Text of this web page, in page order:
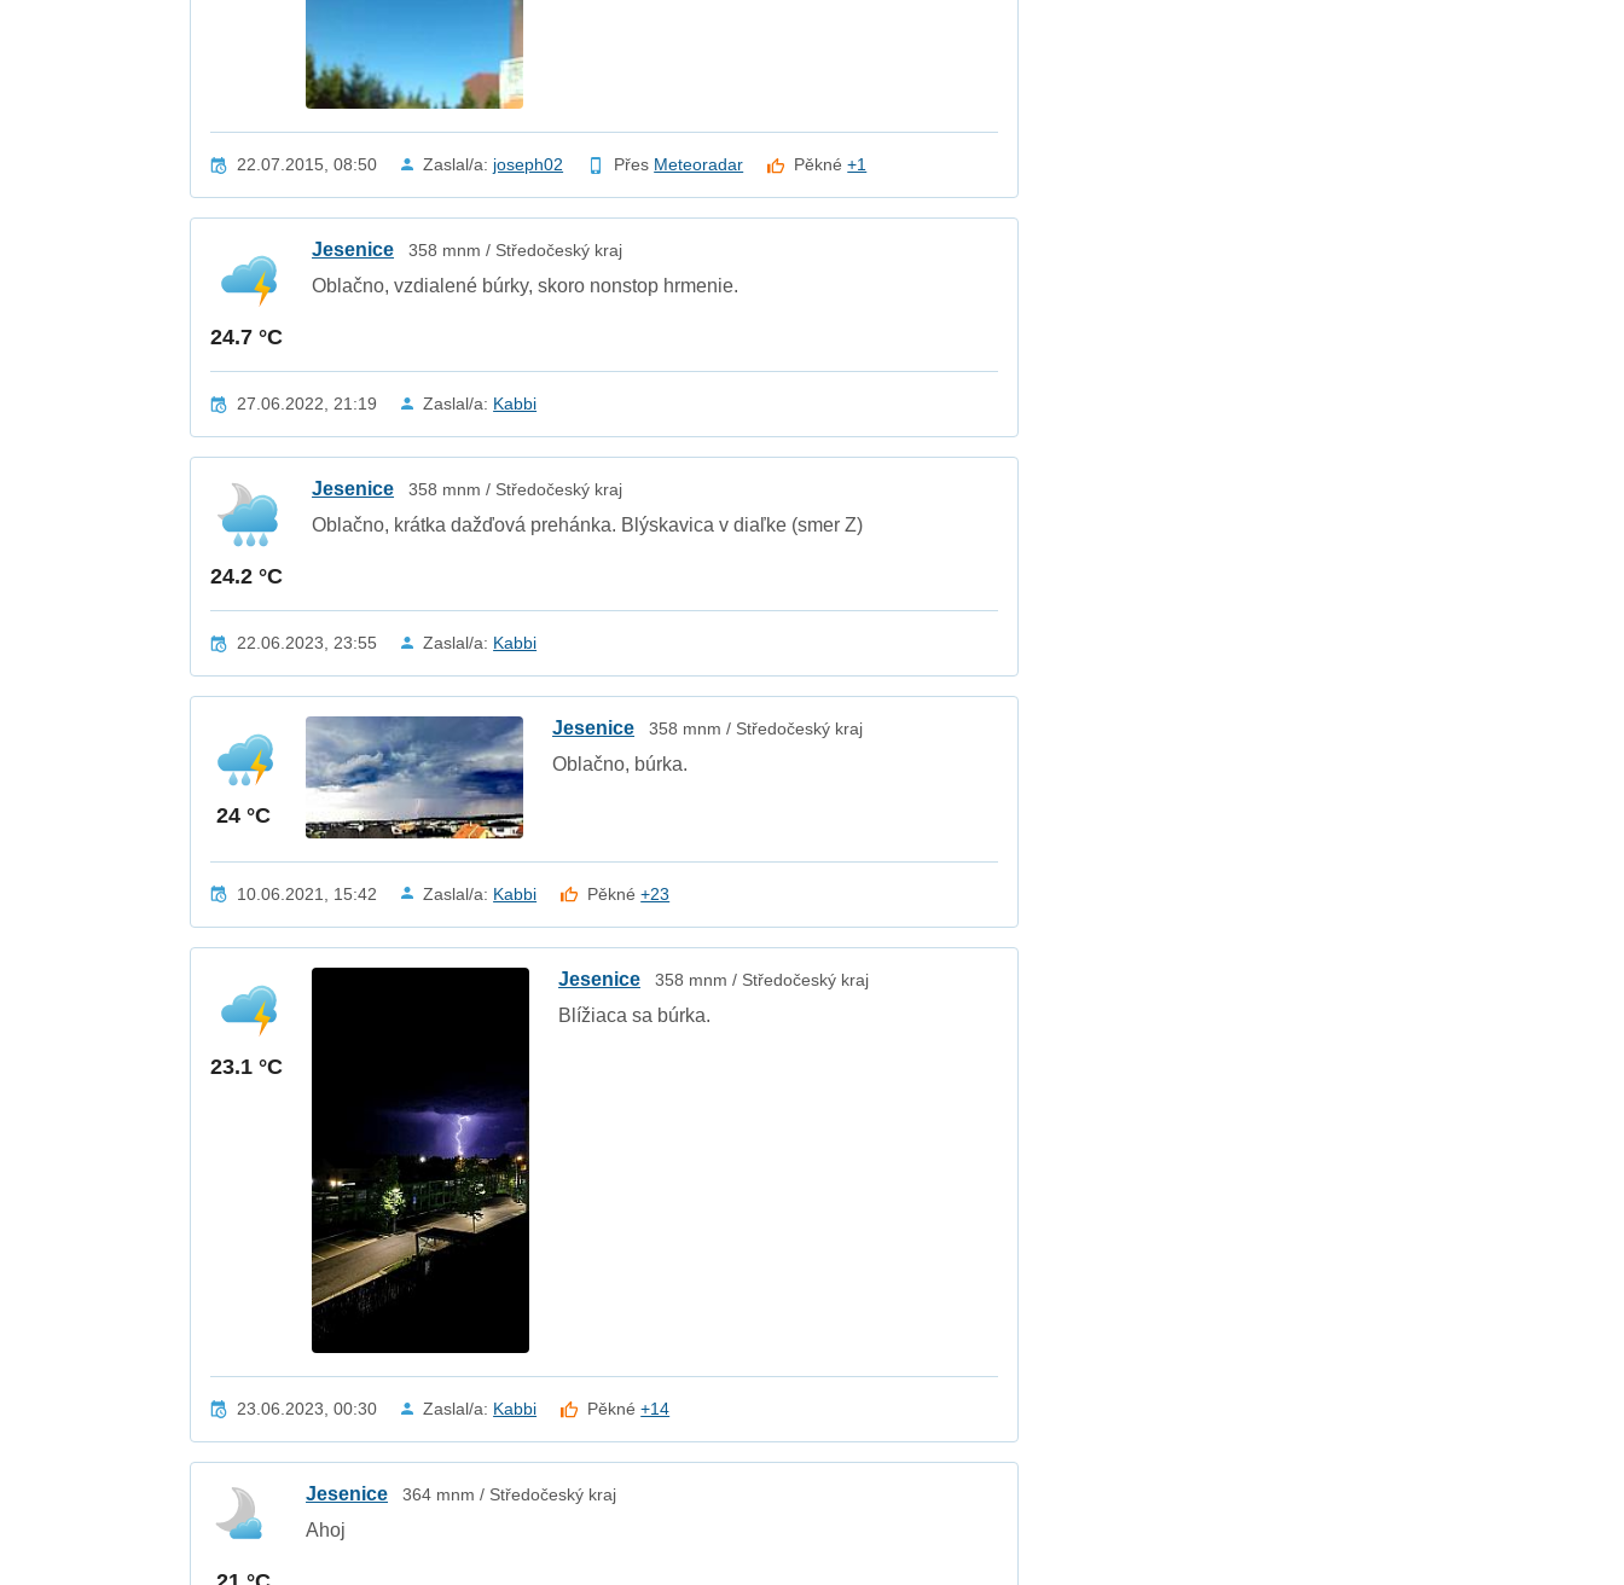
22.07.2015, 08:50 Zaslal/a: joseph02 Přes Meteoradar Pěkné+1
24.7 °C
Jesenice 358 mnm / Středočeský kraj
Oblačno, vzdialené búrky, skoro nonstop hrmenie.
27.06.2022, 21:19 Zaslal/a: Kabbi
24.2 °C
Jesenice 358 mnm / Středočeský kraj
Oblačno, krátka dažďová prehánka. Blýskavica v diaľke (smer Z)
22.06.2023, 23:55 Zaslal/a: Kabbi
24 °C
Jesenice 358 mnm / Středočeský kraj
Oblačno, búrka.
10.06.2021, 15:42 Zaslal/a: Kabbi Pěkné+23
23.1 °C
Jesenice 358 mnm / Středočeský kraj
Blížiaca sa búrka.
23.06.2023, 00:30 Zaslal/a: Kabbi Pěkné+14
Jesenice 364 mnm / Středočeský kraj
Ahoj